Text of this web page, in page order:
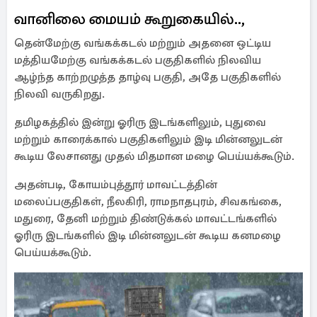
வானிலை மையம் கூறுகையில்..,
தென்மேற்கு வங்கக்கடல் மற்றும் அதனை ஒட்டிய
மத்தியமேற்கு வங்கக்கடல் பகுதிகளில் நிலவிய
ஆழ்ந்த காற்றழுத்த தாழ்வு பகுதி, அதே பகுதிகளில்
நிலவி வருகிறது.
தமிழகத்தில் இன்று ஓரிரு இடங்களிலும், புதுவை
மற்றும் காரைக்கால் பகுதிகளிலும் இடி மின்னலுடன்
கூடிய லேசானது முதல் மிதமான மழை பெய்யக்கூடும்.
அதன்படி, கோயம்புத்தூர் மாவட்டத்தின்
மலைப்பகுதிகள், நீலகிரி, ராமநாதபுரம், சிவகங்கை,
மதுரை, தேனி மற்றும் திண்டுக்கல் மாவட்டங்களில்
ஓரிரு இடங்களில் இடி மின்னலுடன் கூடிய கனமழை
பெய்யக்கூடும்.